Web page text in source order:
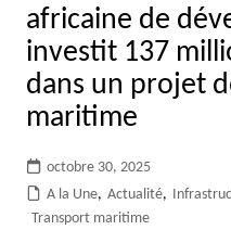
africaine de
investit 137
dans un projet
maritime
octobre 30, 2025
A la Une, Actualité,
Transport maritime